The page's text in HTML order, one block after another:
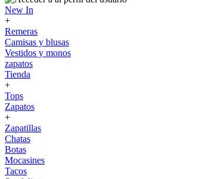
New In
+
Remeras
Camisas y blusas
Vestidos y monos
zapatos
Tienda
+
Tops
Zapatos
+
Zapatillas
Chatas
Botas
Mocasines
Tacos